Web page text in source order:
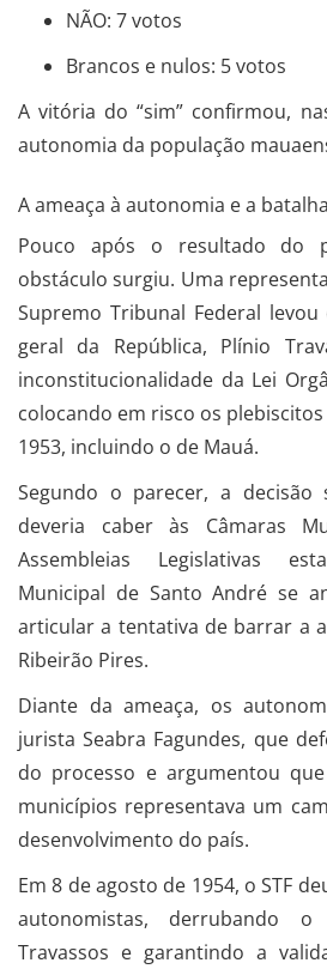
NÃO: 7 votos
Brancos e nulos: 5 votos
A vitória do “sim” confirmou,
autonomia da população
A ameaça à autonomia e a
Pouco após o resultado do
obstáculo surgiu. Uma
Supremo Tribunal Federal
geral da República, Plínio
inconstitucionalidade da Lei
colocando em risco os
1953, incluindo o de Mauá.
Segundo o parecer, a decisão
deveria caber às Câmaras
Assembleias Legislativas
Municipal de Santo André se
articular a tentativa de barrar a
Ribeirão Pires.
Diante da ameaça, os
jurista Seabra Fagundes, que
do processo e argumentou
municípios representava um
desenvolvimento do país.
Em 8 de agosto de 1954, o STF
autonomistas, derrubando
Travassos e garantindo a